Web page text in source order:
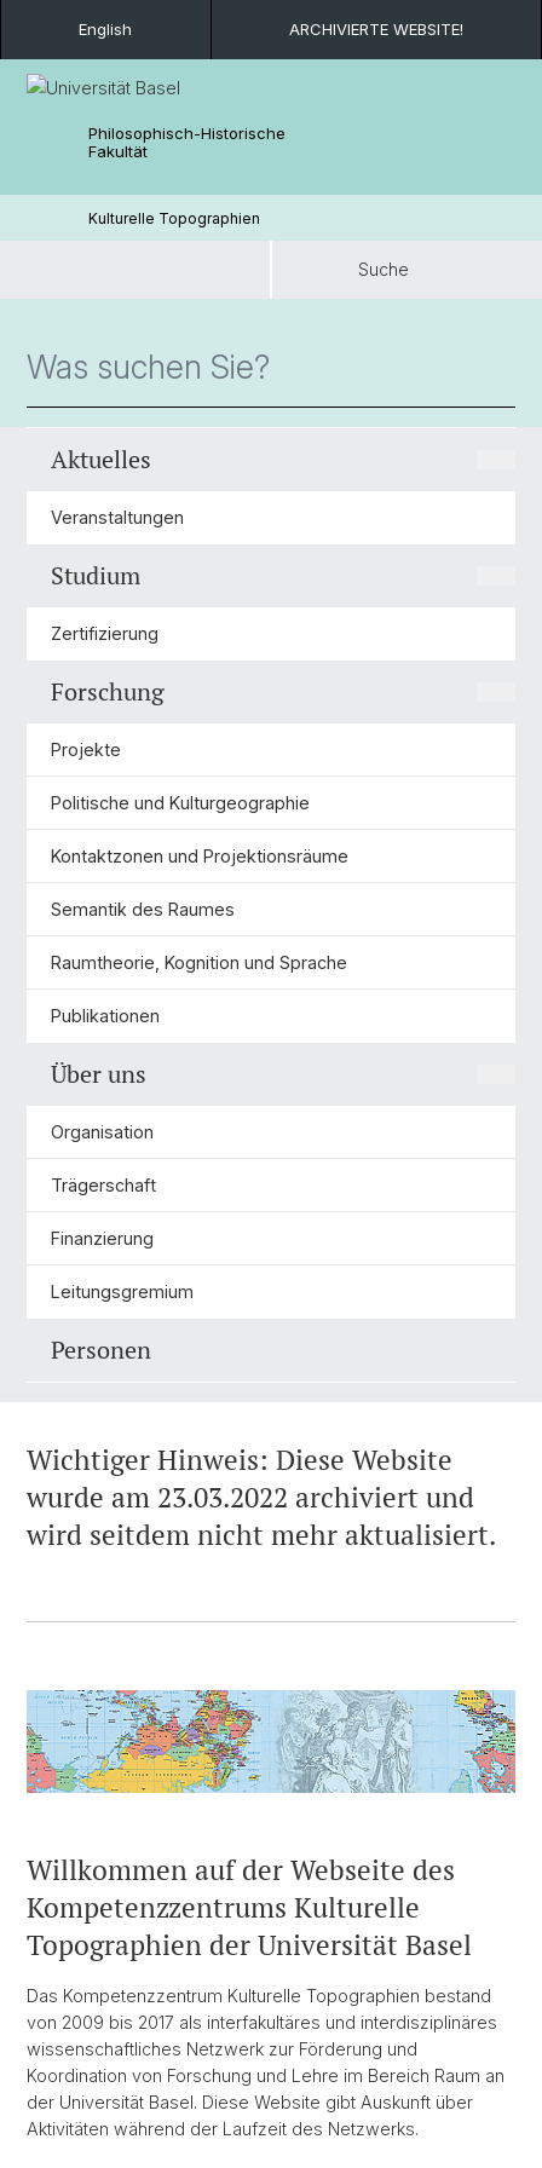
English ARCHIVIERTE WEBSITE!
Philosophisch-Historische
Fakultät
Kulturelle Topographien
Suche
Aktuelles
Veranstaltungen
Studium
Zertifizierung
Forschung
Projekte
Politische und Kulturgeographie
Kontaktzonen und Projektionsräume
Semantik des Raumes
Raumtheorie, Kognition und Sprache
Publikationen
Über uns
Organisation
Trägerschaft
Finanzierung
Leitungsgremium
Personen
Wichtiger Hinweis: Diese Website
wurde am 23.03.2022 archiviert und
wird seitdem nicht mehr aktualisiert.
Willkommen auf der Webseite des
Kompetenzzentrums Kulturelle
Topographien der Universität Basel
Das Kompetenzzentrum Kulturelle Topographien bestand
von 2009 bis 2017 als interfakultäres und interdisziplinäres
wissenschaftliches Netzwerk zur Förderung und
Koordination von Forschung und Lehre im Bereich Raum an
der Universität Basel. Diese Website gibt Auskunft über
Aktivitäten während der Laufzeit des Netzwerks.